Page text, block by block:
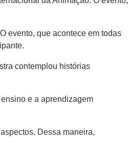
evento, que acontece em todas
contemplou histórias
e a aprendizagem
Dessa maneira,